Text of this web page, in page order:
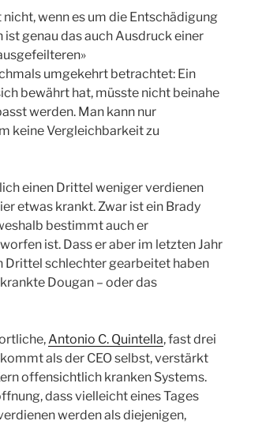
wenn es um die Entschädigung
genau das auch Ausdruck einer
umgekehrt betrachtet: Ein
bewährt hat, müsste nicht beinahe
werden. Man kann nur
keine Vergleichbarkeit zu
einen Drittel weniger verdienen
etwas krankt. Zwar ist ein Brady
bestimmt auch er
ist. Dass er aber im letzten Jahr
Drittel schlechter gearbeitet haben
Dougan – oder das
Antonio C. Quintella, fast drei
als der CEO selbst, verstärkt
offensichtlich kranken Systems.
dass vielleicht eines Tages
werden als diejenigen,